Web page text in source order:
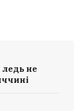
ледь не